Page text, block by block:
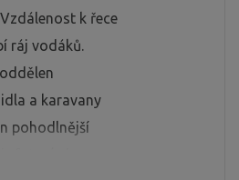
k řece
ráj vodáků.
a karavany
pohodlnější